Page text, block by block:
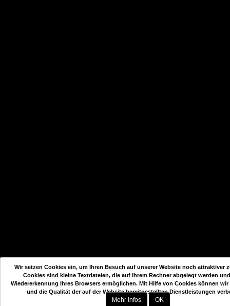
Wir setzen Cookies ein, um Ihren Besuch auf unserer Website noch attraktiver
Cookies sind kleine Textdateien, die auf Ihrem Rechner abgelegt werden
Wiedererkennung Ihres Browsers ermöglichen. Mit Hilfe von Cookies können
und die Qualität der auf der Website bereitgestellten Dienstleistungen
Mehr Infos OK